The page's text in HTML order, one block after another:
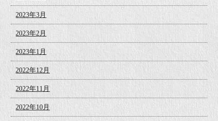
2023年3月
2023年2月
2023年1月
2022年12月
2022年11月
2022年10月